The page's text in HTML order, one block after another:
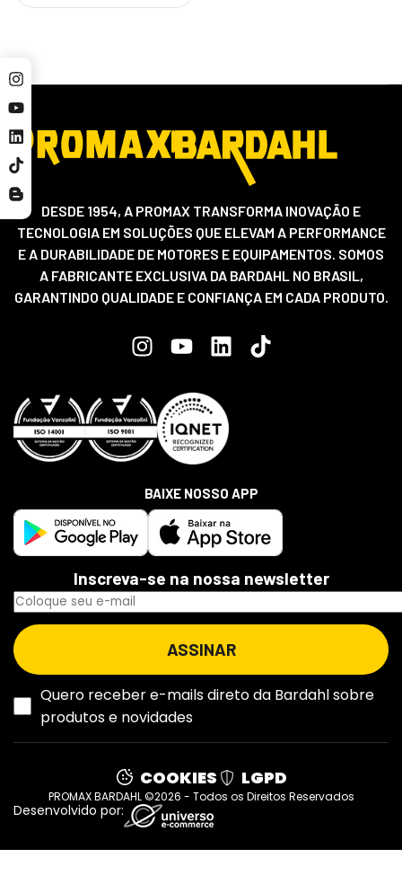
DESDE 1954, A PROMAX TRANSFORMA INOVAÇÃO E
TECNOLOGIA EM SOLUÇÕES QUE ELEVAM A PERFORMANCE
E A DURABILIDADE DE MOTORES E EQUIPAMENTOS. SOMOS
A FABRICANTE EXCLUSIVA DA BARDAHL NO BRASIL,
GARANTINDO QUALIDADE E CONFIANÇA EM CADA PRODUTO.
Inscreva-se na nossa newsletter
Quero receber e-mails direto da Bardahl sobre
produtos e novidades
BAIXE NOSSO APP
COOKIES LGPD
PROMAX BARDAHL ©2026 - Todos os Direitos Reservados
Desenvolvido por: